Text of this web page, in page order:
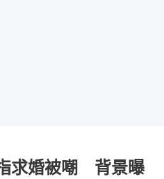
求婚被嘲 背景曝